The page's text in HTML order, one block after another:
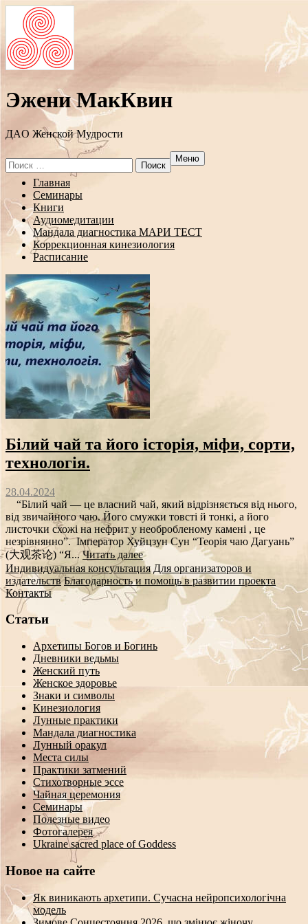
Эжени МакКвин
ДAO Женской Мудрости
Search
for:
Меню
Перейти
содержанию
Главная
Семинары
Книги
Аудиомедитации
Мандала диагностика МАРИ ТЕСТ
Коррекционная кинезиология
Расписание
Білий чай та його історія, міфи, сорти,
технологія.
28.04.2024
“Білий чай — це власний чай, який відрізняється від нього,
від звичайного чаю. Його смужки товсті й тонкі, а його
листочки схожі на нефрит у необробленому камені , це
незрівнянно”. Імператор Хуйцзун Сун “Теорія чаю Дагуань”
(大观茶论) “Я...Читать далее
Индивидуальная консультация Для организаторов и
издательств Благодарность и помощь в развитии проекта
Контакты
Статьи
Архетипы Богов и Богинь
Дневники ведьмы
Женский путь
Женское здоровье
Знаки и символы
Кинезиология
Лунные практики
Мандала диагностика
Лунный оракул
Места силы
Практики затмений
Стихотворные эссе
Чайная церемония
Семинары
Полезные видео
Фотогалерея
Ukraine sacred place of Goddess
Новое на сайте
Як виникають архетипи. Сучасна нейропсихологічна
модель